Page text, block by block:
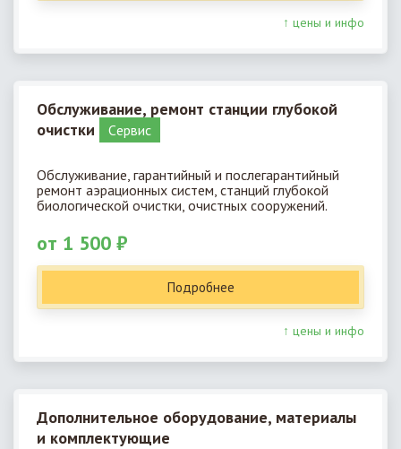
↑ цены и инфо
Обслуживание, ремонт станции глубокой
очистки
Cервис
Обслуживание, гарантийный и послегарантийный
ремонт аэрационных систем, станций глубокой
биологической очистки, очистных сооружений.
от 1 500 ₽
Подробнее
↑ цены и инфо
Дополнительное оборудование, материалы
и комплектующие